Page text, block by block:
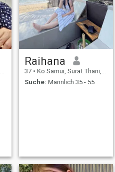
Raihana
37 • Ko Samui, Surat Thani, Thailand
Suche: Männlich 35 - 55